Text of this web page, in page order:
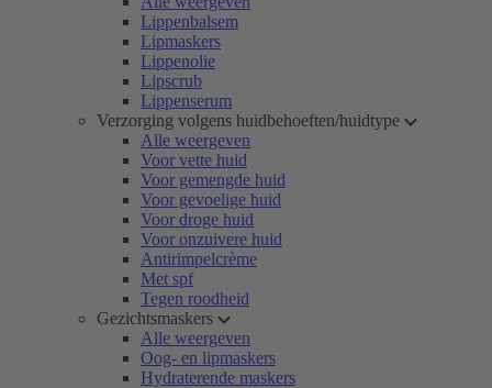
Lippenbalsem
Lipmaskers
Lippenolie
Lipscrub
Lippenserum
Verzorging volgens huidbehoeften/huidtype
Alle weergeven
Voor vette huid
Voor gemengde huid
Voor gevoelige huid
Voor droge huid
Voor onzuivere huid
Antirimpelcrème
Met spf
Tegen roodheid
Gezichtsmaskers
Alle weergeven
Oog- en lipmaskers
Hydraterende maskers